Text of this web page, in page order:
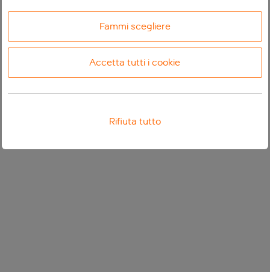
Fammi scegliere
Accetta tutti i cookie
Rifiuta tutto